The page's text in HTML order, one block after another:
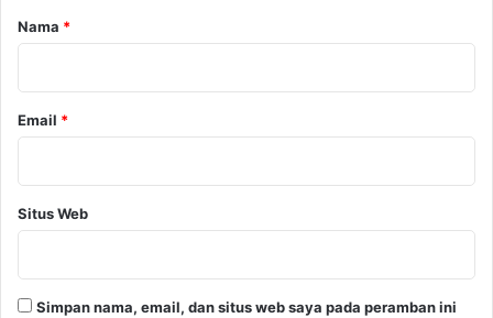
r
Nama *
Email *
Situs Web
Simpan nama, email, dan situs web saya pada peramban ini